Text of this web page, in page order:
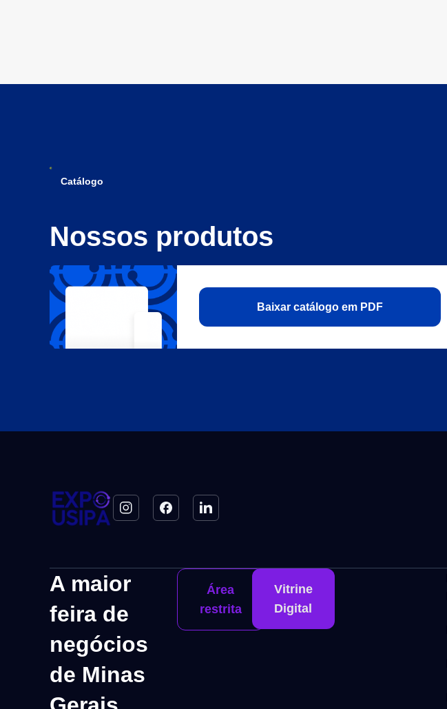
Catálogo
Nossos produtos
Baixar catálogo em PDF
A maior
feira de
negócios
de Minas
Área
restrita
Vitrine
Digital